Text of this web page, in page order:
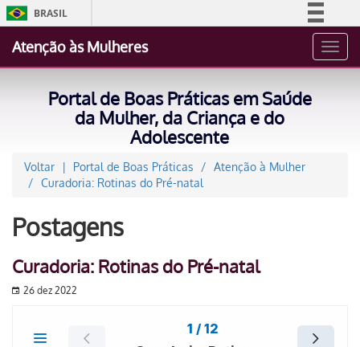
BRASIL
Acesso à informação
Canais
Atenção às Mulheres
Portal de Boas Práticas em Saúde
da Mulher, da Criança e do
Adolescente
Voltar Portal de Boas Práticas
Atenção à Mulher
Curadoria: Rotinas do Pré-natal
Postagens
Curadoria: Rotinas do Pré-natal
26 dez 2022